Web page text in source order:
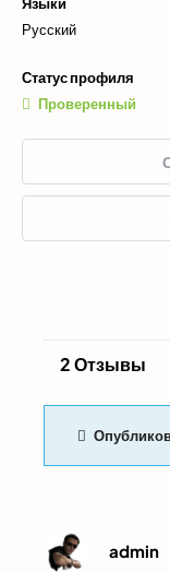
Языки
Русский
Статус профиля
Проверенный
2 Отзывы
admin